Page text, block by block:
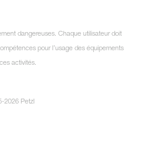
dangereuses. Chaque utilisateur doit
pour l’usage des équipements
activités.
2026 Petzl